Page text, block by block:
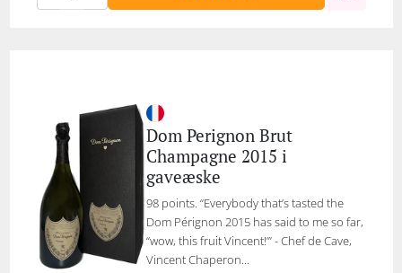
Dom Perignon Brut
Champagne 2015 i
gaveæske
98 points. “Everybody that’s tasted the
Dom Pérignon 2015 has said to me so far,
“wow, this fruit Vincent!”’ - Chef de Cave,
Vincent Chaperon...